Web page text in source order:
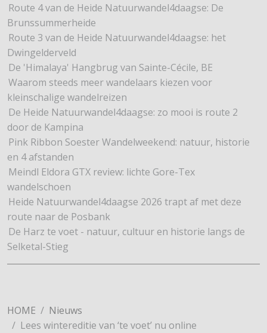
Route 4 van de Heide Natuurwandel4daagse: De
Brunssummerheide
Route 3 van de Heide Natuurwandel4daagse: het
Dwingelderveld
De 'Himalaya' Hangbrug van Sainte-Cécile, BE
Waarom steeds meer wandelaars kiezen voor
kleinschalige wandelreizen
De Heide Natuurwandel4daagse: zo mooi is route 2
door de Kampina
Pink Ribbon Soester Wandelweekend: natuur, historie
en 4 afstanden
Meindl Eldora GTX review: lichte Gore-Tex
wandelschoen
Heide Natuurwandel4daagse 2026 trapt af met deze
route naar de Posbank
De Harz te voet - natuur, cultuur en historie langs de
Selketal-Stieg
HOME
Nieuws
Lees wintereditie van ‘te voet’ nu online